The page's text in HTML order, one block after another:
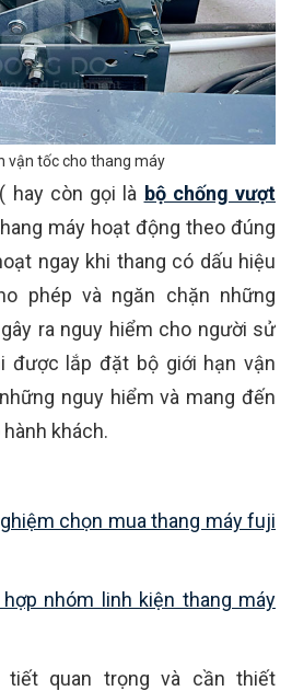
vận tốc cho thang máy
hay còn gọi là bộ chống vượt
máy hoạt động theo đúng
ngay khi thang có dấu hiệu
phép và ngăn chặn những
ra nguy hiểm cho người sử
được lắp đặt bộ giới hạn vận
nguy hiểm và mang đến
khách.
chọn mua thang máy fuji
nhóm linh kiện thang máy
quan trọng và cần thiết